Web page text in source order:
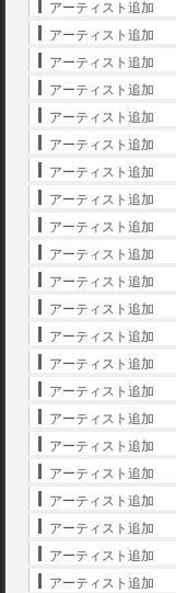
アーティスト追加
アーティスト追加
アーティスト追加
アーティスト追加
アーティスト追加
アーティスト追加
アーティスト追加
アーティスト追加
アーティスト追加
アーティスト追加
アーティスト追加
アーティスト追加
アーティスト追加
アーティスト追加
アーティスト追加
アーティスト追加
アーティスト追加
アーティスト追加
アーティスト追加
アーティスト追加
アーティスト追加
アーティスト追加